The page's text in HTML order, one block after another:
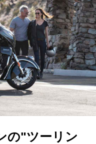
の"ツーリン